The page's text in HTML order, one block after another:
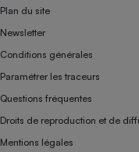
Plan du site
Newsletter
Conditions générales
Paramétrer les traceurs
Questions fréquentes
Droits de reproduction et de
Mentions légales